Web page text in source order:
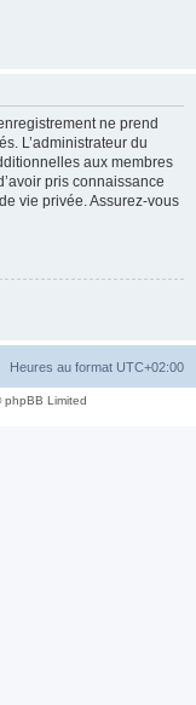
ne prend
L’administrateur du
aux membres
pris connaissance
vie privée. Assurez-vous
Heures au format UTC+02:00
Limited